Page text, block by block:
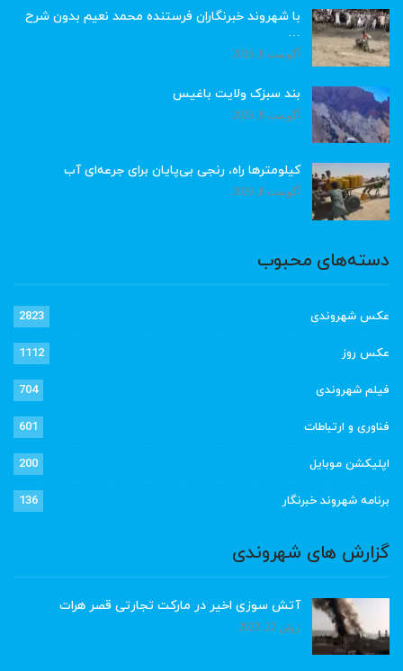
با شهروند خبرنگاران فرستنده محمد نعیم بدون شرح
…
آگوست 8, 2026
بند سبزک ولایت باغیس
آگوست 8, 2026
کیلومترها راه، رنجی بی‌پایان برای جرعه‌ای آب
آگوست 8, 2026
دسته‌های محبوب
عکس شهروندی 2823
عکس روز 1112
فیلم شهروندی 704
فناوری و ارتباطات 601
اپلیکشن موبایل 200
برنامه شهروند خبرنگار 136
گزارش های شهروندی
آتش سوزی اخیر در مارکت تجارتی قصر هرات
ژوئن 22, 2023